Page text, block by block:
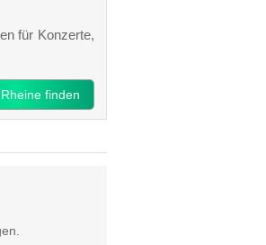
für Konzerte,
finden